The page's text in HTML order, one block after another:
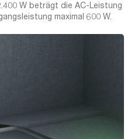
W beträgt die AC-Leistung
maximal 600 W.